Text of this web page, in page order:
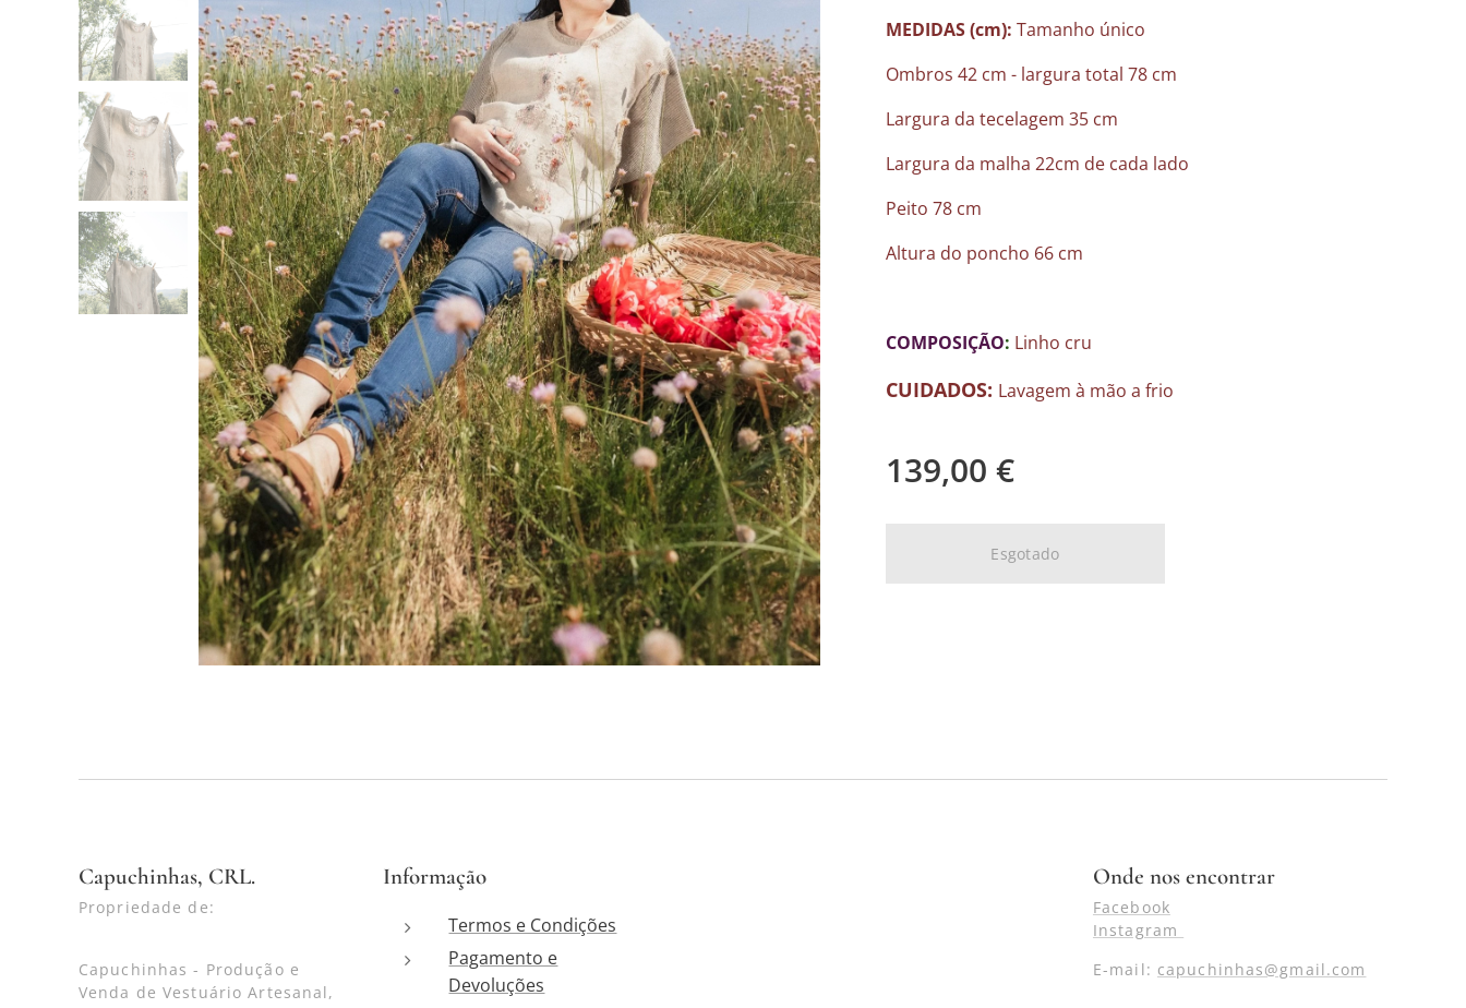
MEDIDAS (cm): Tamanho único
Ombros 42 cm - largura total 78 cm
Largura da tecelagem 35 cm
Largura da malha 22cm de cada lado
Peito 78 cm
Altura do poncho 66 cm
COMPOSIÇÃO: Linho cru
CUIDADOS: Lavagem à mão a frio
139,00 €
Esgotado
Capuchinhas, CRL.
Propriedade de:
Capuchinhas - Produção e
Venda de Vestuário Artesanal,
Informação
Termos e Condições
Pagamento e
Devoluções
Onde nos encontrar
Facebook
Instagram
E-mail: capuchinhas@gmail.com